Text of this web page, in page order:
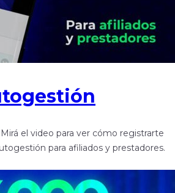
el video para ver cómo registrarte
para afiliados y prestadores.